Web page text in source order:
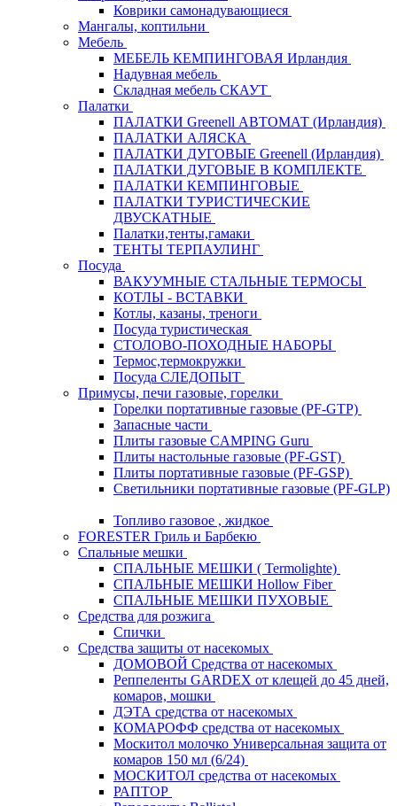
Коврики самонадувающиеся
Мангалы, коптильни
Мебель
МЕБЕЛЬ КЕМПИНГОВАЯ Ирландия
Надувная мебель
Складная мебель СКАУТ
Палатки
ПАЛАТКИ Greenell АВТОМАТ (Ирландия)
ПАЛАТКИ АЛЯСКА
ПАЛАТКИ ДУГОВЫЕ Greenell (Ирландия)
ПАЛАТКИ ДУГОВЫЕ В КОМПЛЕКТЕ
ПАЛАТКИ КЕМПИНГОВЫЕ
ПАЛАТКИ ТУРИСТИЧЕСКИЕ
ДВУСКАТНЫЕ
Палатки,тенты,гамаки
ТЕНТЫ ТЕРПАУЛИНГ
Посуда
ВАКУУМНЫЕ СТАЛЬНЫЕ ТЕРМОСЫ
КОТЛЫ - ВСТАВКИ
Котлы, казаны, треноги
Посуда туристическая
СТОЛОВО-ПОХОДНЫЕ НАБОРЫ
Термос,термокружки
Посуда СЛЕДОПЫТ
Примусы, печи газовые, горелки
Горелки портативные газовые (PF-GTP)
Запасные части
Плиты газовые CAMPING Guru
Плиты настольные газовые (PF-GST)
Плиты портативные газовые (PF-GSP)
Светильники портативные газовые (PF-GLP)
Топливо газовое , жидкое
FORESTER Гриль и Барбекю
Спальные мешки
СПАЛЬНЫЕ МЕШКИ ( Termolighte)
СПАЛЬНЫЕ МЕШКИ Hollow Fiber
СПАЛЬНЫЕ МЕШКИ ПУХОВЫЕ
Средства для розжига
Спички
Средства защиты от насекомых
ДОМОВОЙ Средства от насекомых
Реппеленты GARDEX от клещей до 45 дней,
комаров, мошки
ДЭТА средства от насекомых
КОМАРОФФ средства от насекомых
Москитол молочко Универсальная защита от
комаров 150 мл (6/24)
МОСКИТОЛ средства от насекомых
РАПТОР